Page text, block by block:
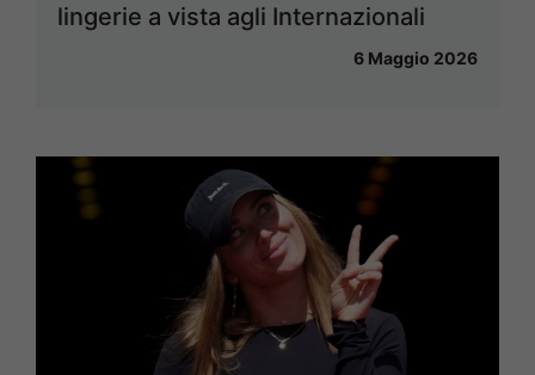
lingerie a vista agli Internazionali
6 Maggio 2026